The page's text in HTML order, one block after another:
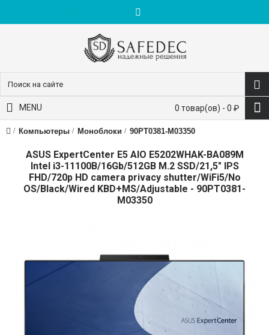
0 товар(ов) - 0 ₽
MENU
Компьютеры Моноблоки 90PT0381-M03350
ASUS ExpertСenter E5 AIO E5202WHAK-BA089M
Intel i3-11100B/16Gb/512GB M.2 SSD/21,5" IPS
FHD/720p HD camera privacy shutter/WiFi5/No
OS/Black/Wired KBD+MS/Adjustable - 90PT0381-
M03350